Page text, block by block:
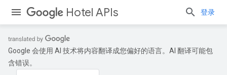
Hotel APIs 登录
Google 会使用 AI 技术将内容翻译成您偏好的语言。AI 翻译可能包
含错误。